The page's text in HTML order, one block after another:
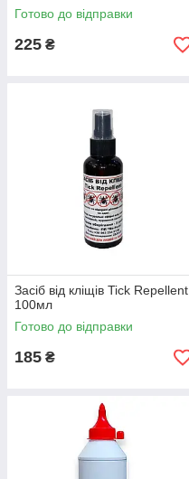
Готово до відправки
225 ₴
Засіб від кліщів Tick Repellent
100мл
Готово до відправки
185 ₴